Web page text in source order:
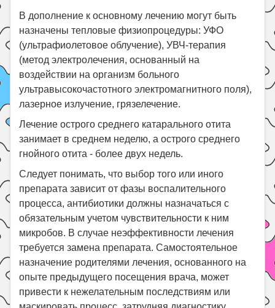
В дополнение к основному лечению могут быть
назначены тепловые физиопроцедуры: УФО
(ультрафиолетовое облучение), УВЧ-терапия
(метод электролечения, основанный на
воздействии на организм больного
ультравысокочастотного электромагнитного поля),
лазерное излучение, грязелечение.
Лечение острого среднего катарального отита
занимает в среднем неделю, а острого среднего
гнойного отита - более двух недель.
Следует понимать, что выбор того или иного
препарата зависит от фазы воспалительного
процесса, антибиотики должны назначаться с
обязательным учетом чувствительности к ним
микробов. В случае неэффективности лечения
требуется замена препарата. Самостоятельное
назначение родителями лечения, основанного на
опыте предыдущего посещения врача, может
привести к нежелательным последствиям или